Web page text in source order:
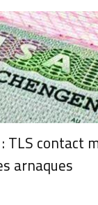
TLS contact
arnaques